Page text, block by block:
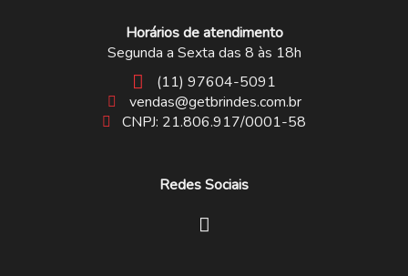
Horários de atendimento
Segunda a Sexta das 8 às 18h
(11) 97604-5091
vendas@getbrindes.com.br
CNPJ: 21.806.917/0001-58
Redes Sociais